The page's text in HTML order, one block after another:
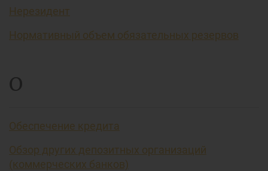
Нерезидент
Нормативный объем обязательных резервов
О
Обеспечение кредита
Обзор других депозитных организаций
(коммерческих банков)